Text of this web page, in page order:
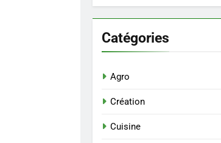
Catégories
Agro
Création
Cuisine